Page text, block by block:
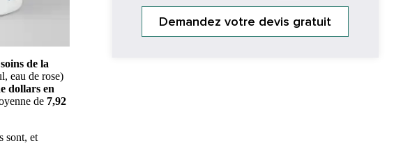
soins de la
eau de rose)
dollars en
de 7,92
sont, et
Demandez votre devis gratuit